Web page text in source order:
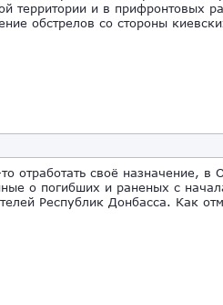
территории и в прифронтовых
обстрелов со стороны
отработать своё назначение, в
о погибших и раненых с
Республик Донбасса. Как